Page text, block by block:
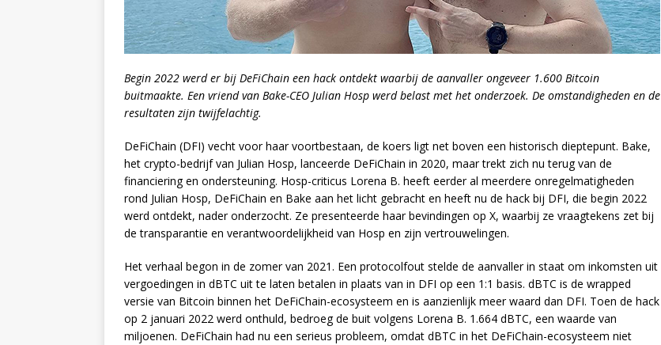
Begin 2022 werd er bij DeFiChain een hack ontdekt waarbij de aanvaller ongeveer 1.600 Bitcoin
buitmaakte. Een vriend van Bake-CEO Julian Hosp werd belast met het onderzoek. De omstandigheden en de
resultaten zijn twijfelachtig.
DeFiChain (DFI) vecht voor haar voortbestaan, de koers ligt net boven een historisch dieptepunt. Bake,
het crypto-bedrijf van Julian Hosp, lanceerde DeFiChain in 2020, maar trekt zich nu terug van de
financiering en ondersteuning. Hosp-criticus Lorena B. heeft eerder al meerdere onregelmatigheden
rond Julian Hosp, DeFiChain en Bake aan het licht gebracht en heeft nu de hack bij DFI, die begin 2022
werd ontdekt, nader onderzocht. Ze presenteerde haar bevindingen op X, waarbij ze vraagtekens zet bij
de transparantie en verantwoordelijkheid van Hosp en zijn vertrouwelingen.
Het verhaal begon in de zomer van 2021. Een protocolfout stelde de aanvaller in staat om inkomsten uit
vergoedingen in dBTC uit te laten betalen in plaats van in DFI op een 1:1 basis. dBTC is de wrapped
versie van Bitcoin binnen het DeFiChain-ecosysteem en is aanzienlijk meer waard dan DFI. Toen de hack
op 2 januari 2022 werd onthuld, bedroeg de buit volgens Lorena B. 1.664 dBTC, een waarde van
miljoenen. DeFiChain had nu een serieus probleem, omdat dBTC in het DeFiChain-ecosysteem niet